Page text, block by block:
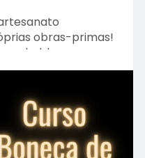
obras-primas!
hobby
um negócio
sua jornada
curso